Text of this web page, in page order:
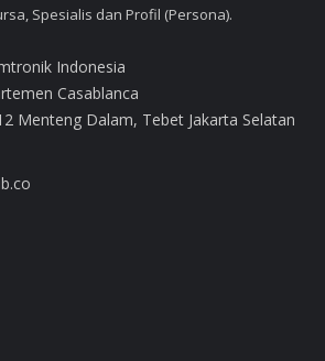
Spesialis dan Profil (Persona).
Indonesia
Casablanca
Menteng Dalam, Tebet Jakarta Selatan